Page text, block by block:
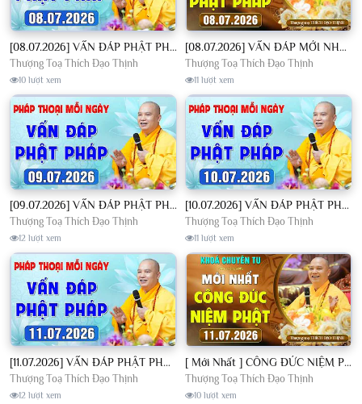
[08.07.2026] VẤN ĐÁP PHẬT PHÁP - Nghe Thầy giảng Pháp mỗi ngày CÔNG ĐỨC VÔ LƯỢNG│TT. Thích Đạo Thịnh
Thượng Toạ Thích Đạo Thịnh
10 lượt xem
[08.07.2026] VẤN ĐÁP MỚI NHẤT - Pháp Hội Địa Tạng Chùa Khai Nguyên | TT. Thích Đạo Thịnh
Thượng Toạ Thích Đạo Thịnh
11 lượt xem
[09.07.2026] VẤN ĐÁP PHẬT PHÁP - Nghe Thầy giảng Pháp mỗi ngày CÔNG ĐỨC VÔ LƯỢNG│TT. Thích Đạo Thịnh
Thượng Toạ Thích Đạo Thịnh
12 lượt xem
[10.07.2026] VẤN ĐÁP PHẬT PHÁP - Nghe Thầy giảng Pháp mỗi ngày CÔNG ĐỨC VÔ LƯỢNG│TT. Thích Đạo Thịnh
Thượng Toạ Thích Đạo Thịnh
11 lượt xem
[11.07.2026] VẤN ĐÁP PHẬT PHÁP - Nghe Thầy giảng Pháp mỗi ngày CÔNG ĐỨC VÔ LƯỢNG│TT. Thích Đạo Thịnh
Thượng Toạ Thích Đạo Thịnh
12 lượt xem
[ Mới Nhất ] CÔNG ĐỨC NIỆM PHẬT - Khoá Chuyên Tu Chùa Khai Nguyên 11/07/2026 | TT. Thích Đạo Thịnh
Thượng Toạ Thích Đạo Thịnh
10 lượt xem